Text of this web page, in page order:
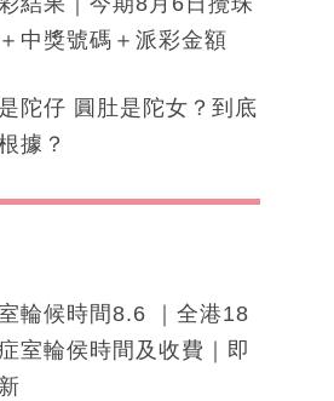
中獎號碼＋派彩金額
陀仔 圓肚是陀女？到底
據？
輪候時間8.6 ｜全港18
室輪侯時間及收費｜即